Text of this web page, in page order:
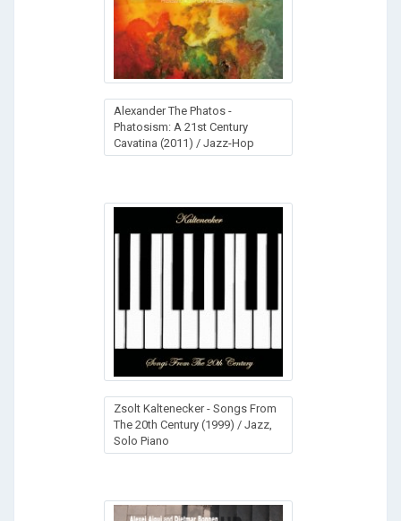
Alexander The Phatos -
Phatosism: A 21st Century
Cavatina (2011) / Jazz-Hop
Zsolt Kaltenecker - Songs From
The 20th Century (1999) / Jazz,
Solo Piano